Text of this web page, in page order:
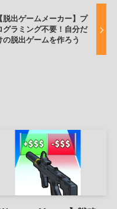
【脱出ゲームメーカー】プ
グラミング不要！自分だ
の脱出ゲームを作ろう